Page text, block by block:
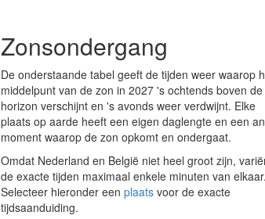
Zonsondergang
De onderstaande tabel geeft de tijden weer waarop
middelpunt van de zon in 2027 's ochtends boven de
horizon verschijnt en 's avonds weer verdwijnt. Elke
plaats op aarde heeft een eigen daglengte en een
moment waarop de zon opkomt en ondergaat.
Omdat Nederland en België niet heel groot zijn,
de exacte tijden maximaal enkele minuten van elkaar.
Selecteer hieronder een plaats voor de exacte
tijdsaanduiding.